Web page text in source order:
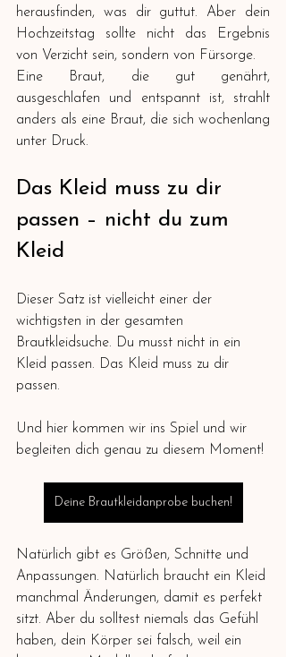
herausfinden, was dir guttut. Aber dein
Hochzeitstag sollte nicht das Ergebnis
von Verzicht sein, sondern von Fürsorge.
Eine Braut, die gut genährt,
ausgeschlafen und entspannt ist, strahlt
anders als eine Braut, die sich wochenlang
unter Druck.
Das Kleid muss zu dir
passen – nicht du zum
Kleid
Dieser Satz ist vielleicht einer der
wichtigsten in der gesamten
Brautkleidsuche. Du musst nicht in ein
Kleid passen. Das Kleid muss zu dir
passen.
Und hier kommen wir ins Spiel und wir
begleiten dich genau zu diesem Moment!
Deine Brautkleidanprobe buchen!
Natürlich gibt es Größen, Schnitte und
Anpassungen. Natürlich braucht ein Kleid
manchmal Änderungen, damit es perfekt
sitzt. Aber du solltest niemals das Gefühl
haben, dein Körper sei falsch, weil ein